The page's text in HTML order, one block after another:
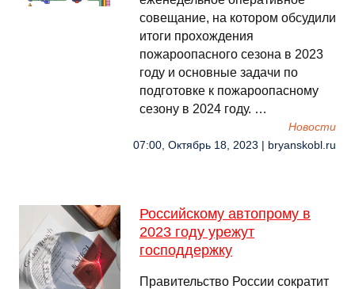
совещание, на котором обсудили
итоги прохождения
пожароопасного сезона в 2023
году и основные задачи по
подготовке к пожароопасному
сезону в 2024 году. …
Новости
07:00, Октябрь 18, 2023 | bryanskobl.ru
Российскому автопрому в
2023 году урежут
господдержку
Правительство России сократит